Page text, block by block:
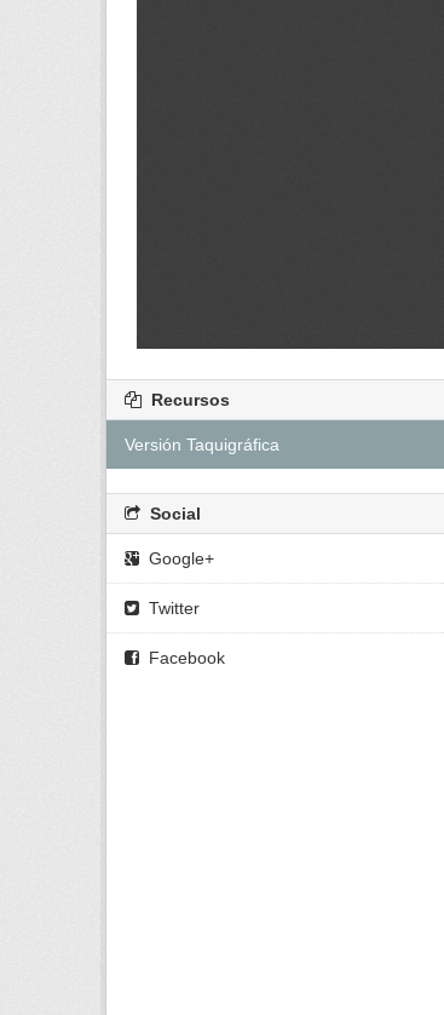
Recursos
Versión Taquigráfica
Social
Google+
Twitter
Facebook